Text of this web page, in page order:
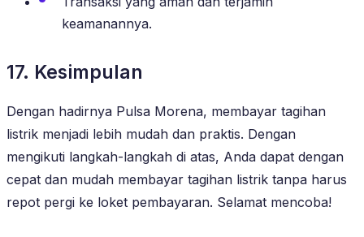
keamanannya.
17. Kesimpulan
Dengan hadirnya Pulsa Morena, membayar tagihan
listrik menjadi lebih mudah dan praktis. Dengan
mengikuti langkah-langkah di atas, Anda dapat dengan
cepat dan mudah membayar tagihan listrik tanpa harus
repot pergi ke loket pembayaran. Selamat mencoba!